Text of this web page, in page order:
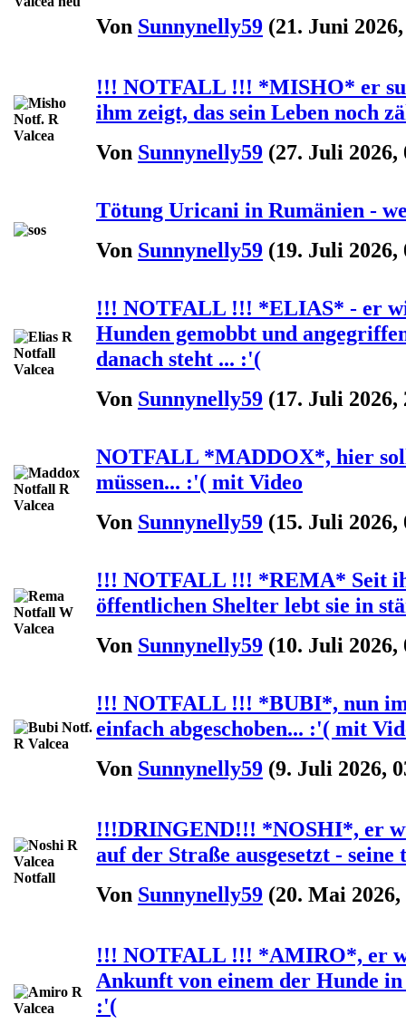
Von Sunnynelly59 (21. Juni
!!! NOTFALL !!! *MISHO* er
ihm zeigt, das sein Leben noch
Von Sunnynelly59 (27. Juli 2026,
Tötung Uricani in Rumänien -
Von Sunnynelly59 (19. Juli 2026,
!!! NOTFALL !!! *ELIAS* - er
Hunden gemobbt und
danach steht ... :'(
Von Sunnynelly59 (17. Juli 2026,
NOTFALL *MADDOX*, hier
müssen... :'( mit Video
Von Sunnynelly59 (15. Juli 2026,
!!! NOTFALL !!! *REMA* Seit
öffentlichen Shelter lebt sie in
Von Sunnynelly59 (10. Juli 2026,
!!! NOTFALL !!! *BUBI*, nun
einfach abgeschoben... :'( mit
Von Sunnynelly59 (9. Juli 2026,
!!!DRINGEND!!! *NOSHI*, er
auf der Straße ausgesetzt -
Von Sunnynelly59 (20. Mai 2026,
!!! NOTFALL !!! *AMIRO*, er
Ankunft von einem der Hunde in
:'(